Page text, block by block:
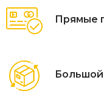
Прямые
Большой